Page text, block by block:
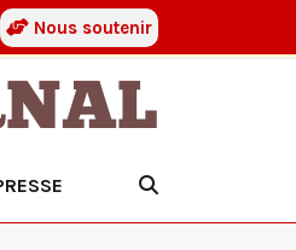
Nous soutenir